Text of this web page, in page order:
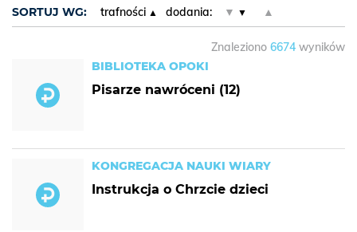
SORTUJ WG: trafności dodania: ▼ ▲
Znaleziono 6674 wyników
BIBLIOTEKA OPOKI
Pisarze nawróceni (12)
KONGREGACJA NAUKI WIARY
Instrukcja o Chrzcie dzieci